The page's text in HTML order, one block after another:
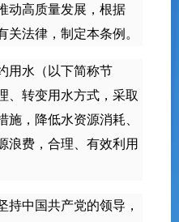
动高质量发展，根据
关法律，制定本条例。
水（以下简称节
、转变用水方式，采取
，降低水资源消耗、
浪费，合理、有效利用
中国共产党的领导，